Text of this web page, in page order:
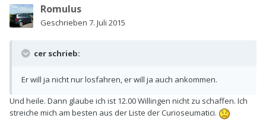
Romulus
Geschrieben 7. Juli 2015
cer schrieb:
Er will ja nicht nur losfahren, er will ja auch ankommen.
Und heile. Dann glaube ich ist 12.00 Willingen nicht zu schaffen. Ich
streiche mich am besten aus der Liste der Curioseumatici.